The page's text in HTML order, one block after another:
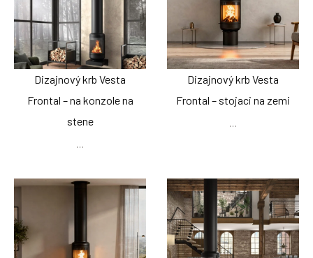
Dizajnový krb Vesta
Frontal – na konzole na
stene
…
Dizajnový krb Vesta
Frontal – stojaci na zemi
…